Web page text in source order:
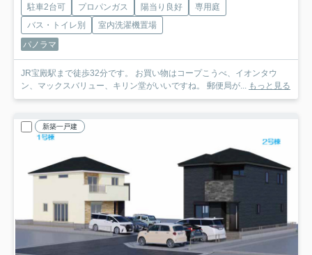
駐車2台可 プロパンガス 陽当り良好
専用庭
バス・トイレ別
室内洗濯機置場
パノラマ
JR宝殿駅まで徒歩32分です。 お買い物はコープこうべ、イオンタウ
ン、マックスバリュー、キリン堂がいいですね。 郵便局が... もっと見る
新築一戸建